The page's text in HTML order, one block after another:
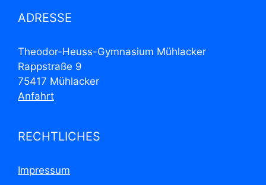
ADRESSE
Theodor-Heuss-Gymnasium Mühlacker
Rappstraße 9
75417 Mühlacker
Anfahrt
RECHTLICHES
Impressum